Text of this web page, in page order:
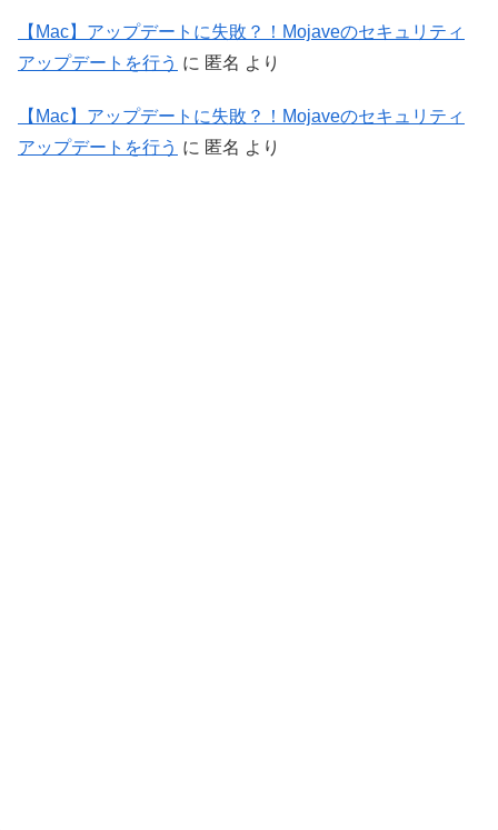
【Mac】アップデートに失敗？！Mojaveのセキュリティ
アップデートを行う に 匿名 より
【Mac】アップデートに失敗？！Mojaveのセキュリティ
アップデートを行う に 匿名 より